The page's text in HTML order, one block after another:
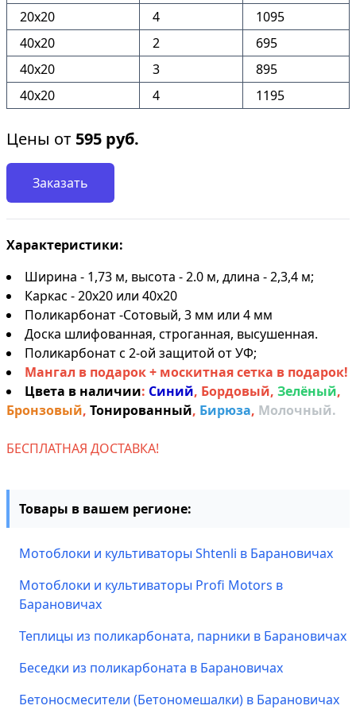
20х20
4
1095
40х20
2
695
40х20
3
895
40х20
4 1195
Цены от 595 руб.
Заказать
Характеристики:
Ширина - 1,73 м, высота - 2.0 м, длина - 2,3,4 м;
Каркас - 20х20 или 40х20
Поликарбонат -Сотовый, 3 мм или 4 мм
Доска шлифованная, строганная, высушенная.
Поликарбонат с 2-ой защитой от УФ;
Мангал в подарок + москитная сетка в подарок!
Цвета в наличии: Синий, Бордовый, Зелёный,
Бронзовый, Тонированный, Бирюза, Молочный.
БЕСПЛАТНАЯ ДОСТАВКА!
Товары в вашем регионе:
Мотоблоки и культиваторы Shtenli в Барановичах
Мотоблоки и культиваторы Profi Motors в
Барановичах
Теплицы из поликарбоната, парники в Барановичах
Беседки из поликарбоната в Барановичах
Бетоносмесители (Бетономешалки) в Барановичах